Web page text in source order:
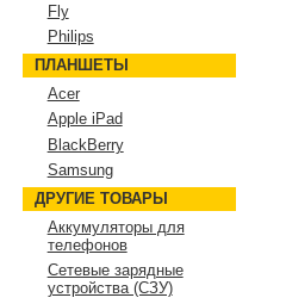
Fly
Philips
ПЛАНШЕТЫ
Acer
Apple iPad
BlackBerry
Samsung
ДРУГИЕ ТОВАРЫ
Аккумуляторы для
телефонов
Сетевые зарядные
устройства (СЗУ)